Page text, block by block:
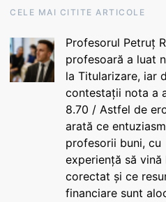
CELE MAI CITITE ARTICOLE
Profesorul Petruț
profesoară a luat
la Titularizare, iar
contestații nota a
8.70 / Astfel de
arată ce
profesorii buni, cu
experiență să vină
corectat și ce
financiare sunt